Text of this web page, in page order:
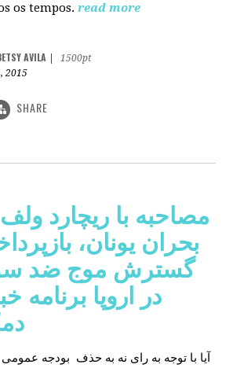
os tempos. read more
AVILA
1500pt
2015
SHARE
مصاحبه با ریچارد
بحران یونان،
گسترش موج ضد
در اروپا برنامه
آیا با توجه به رای نه به حذف بودجه عمومی